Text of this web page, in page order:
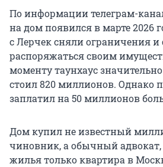
По информации телеграм-
на дом появился в марте 2026
с Лерчек сняли ограничения и
распоряжаться своим
моменту таунхаус
стоил 820 миллионов. Однако
заплатил на 50 миллионов
Дом купил не известный
чиновник, а обычный адвокат,
жилья только квартира в